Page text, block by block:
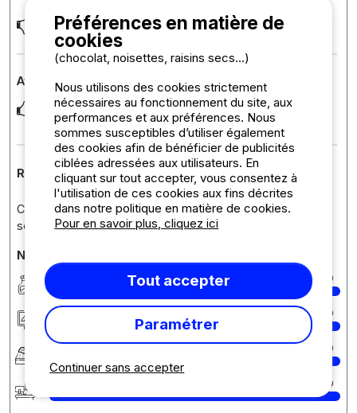
coup de cœur
Avis sur l'hébergement :
le free camp est très pratique et agréable - on a bien aimé le
fait d avoir une si grande parcelle p ... Lire la suite
Réponse de l'établissement
Cher client, Un grand merci pour votre retour positif ! Nous
sommes ravis que tout ait été à la haut
Notes détaillées du camping
10
Hébergement/Emplacement 10
Confort 10
10
Continuer sans accepter
Préférences en matière de
cookies
(chocolat, noisettes, raisins secs...)
Nous utilisons des cookies strictement
nécessaires au fonctionnement du site, aux
performances et aux préférences. Nous
sommes susceptibles d’utiliser également
des cookies afin de bénéficier de publicités
ciblées adressées aux utilisateurs. En
cliquant sur tout accepter, vous consentez à
l'utilisation de ces cookies aux fins décrites
dans notre politique en matière de cookies.
Pour en savoir plus, cliquez ici
Tout accepter
Paramétrer